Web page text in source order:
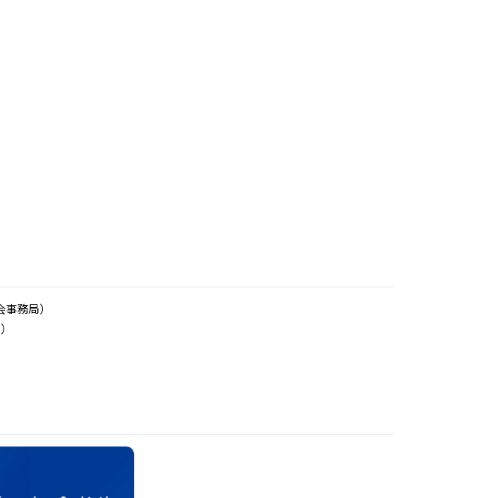
務局）